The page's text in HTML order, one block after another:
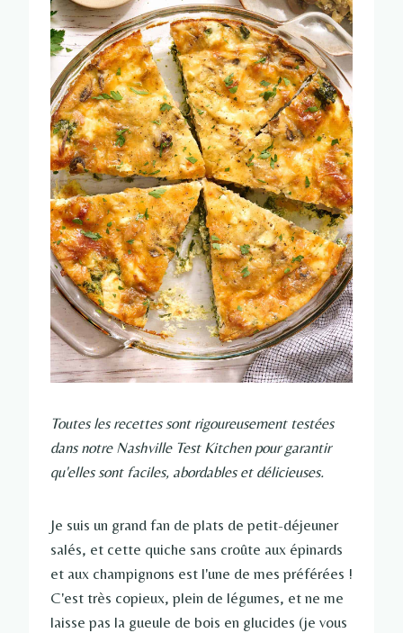
Toutes les recettes sont rigoureusement testées
dans notre Nashville Test Kitchen pour garantir
qu'elles sont faciles, abordables et délicieuses.
Je suis un grand fan de plats de petit-déjeuner
salés, et cette quiche sans croûte aux épinards
et aux champignons est l'une de mes préférées !
C'est très copieux, plein de légumes, et ne me
laisse pas la gueule de bois en glucides (je vous